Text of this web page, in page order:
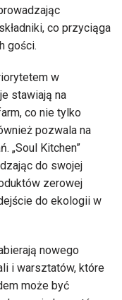
co przyciąga
gości.
w
stawiają na
co nie tylko
pozwala na
„Soul Kitchen”
do swojej
zerowej
do ekologii w
nowego
i warsztatów, które
może być